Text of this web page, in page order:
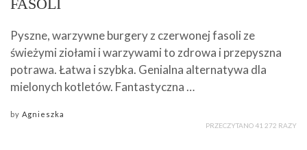
FASOLI
Pyszne, warzywne burgery z czerwonej fasoli ze
świeżymi ziołami i warzywami to zdrowa i przepyszna
potrawa. Łatwa i szybka. Genialna alternatywa dla
mielonych kotletów. Fantastyczna …
by Agnieszka
PRZECZYTANO 41 272 RAZY